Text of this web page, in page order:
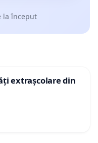
la început
extrașcolare din